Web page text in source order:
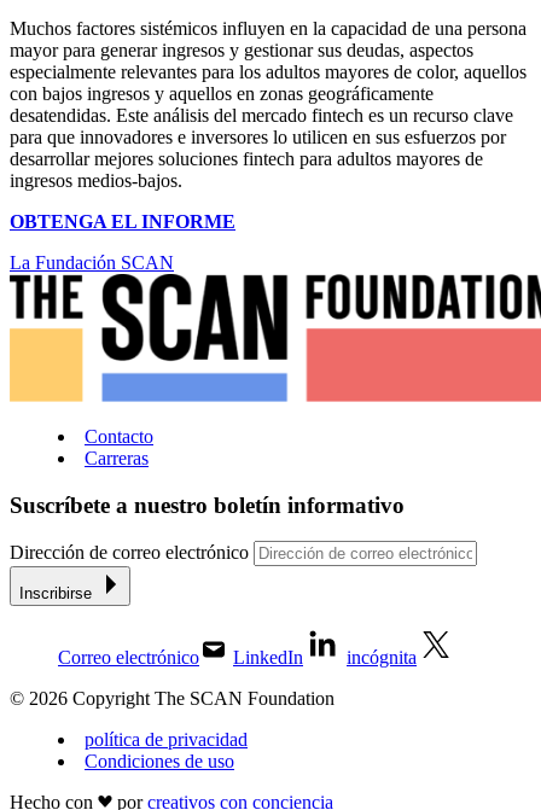
Muchos factores sistémicos influyen en la capacidad de una persona
mayor para generar ingresos y gestionar sus deudas, aspectos
especialmente relevantes para los adultos mayores de color, aquellos
con bajos ingresos y aquellos en zonas geográficamente
desatendidas. Este análisis del mercado fintech es un recurso clave
para que innovadores e inversores lo utilicen en sus esfuerzos por
desarrollar mejores soluciones fintech para adultos mayores de
ingresos medios-bajos.
OBTENGA EL INFORME
La Fundación SCAN
Contacto
Carreras
Suscríbete a nuestro boletín informativo
Dirección de correo electrónico
Inscribirse
Correo electrónico LinkedIn
incógnita
© 2026 Copyright The SCAN Foundation
política de privacidad
Condiciones de uso
Hecho con
porcreativos con conciencia